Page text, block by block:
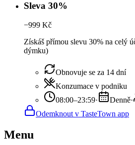
Sleva 30%
−999 Kč
Získáš přímou slevu 30% na celý
dýmku)
Obnovuje se za 14 dní
Konzumace v podniku
08:00–23:59· Denně·
Odemknout v TasteTown app
Menu